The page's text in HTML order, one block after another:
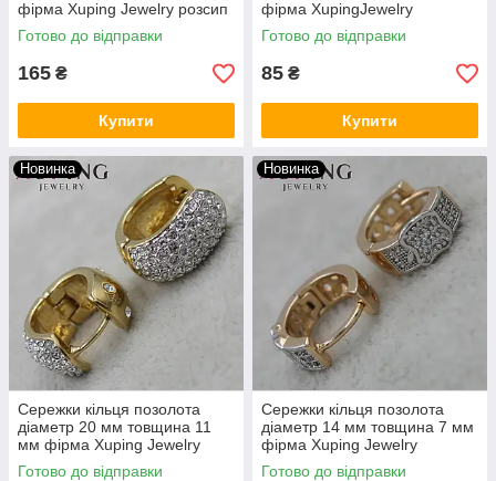
фірма Xuping Jewelry розсип
сріблястих каменів
Готово до відправки
165 ₴
Купити
фірма XupingJewelry
сріблясті серця по колу з
камінням
Готово до відправки
85 ₴
Купити
Новинка
Сережки кільця позолота
діаметр 20 мм товщина 11
мм фірма Xuping Jewelry
золоті кристали бочонки
Готово до відправки
Новинка
Сережки кільця позолота
діаметр 14 мм товщина 7 мм
фірма Xuping Jewelry
малюнок Apple сріблястий
Готово до відправки